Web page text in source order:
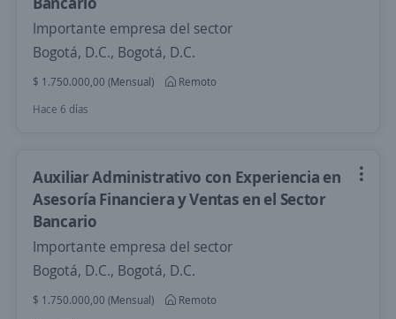
Importante empresa del sector
Bogotá, D.C., Bogotá, D.C.
$ 1.750.000,00 (Mensual)
Remoto
Hace 6 días
Auxiliar Administrativo con Experiencia en
Asesoría Financiera y Ventas en el Sector
Bancario
Importante empresa del sector
Bogotá, D.C., Bogotá, D.C.
$ 1.750.000,00 (Mensual)
Remoto